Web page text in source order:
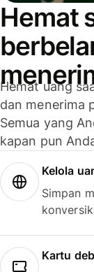
Hemat
Hemat uang
dan menerima
Semua yang
kapan pun
Kelola
Simpan
Kartu